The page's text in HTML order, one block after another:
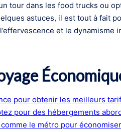
tour dans les food trucks ou
astuces, il est tout à fait
et le dynamisme
pour obtenir les meilleurs
pour des hébergements
le métro pour